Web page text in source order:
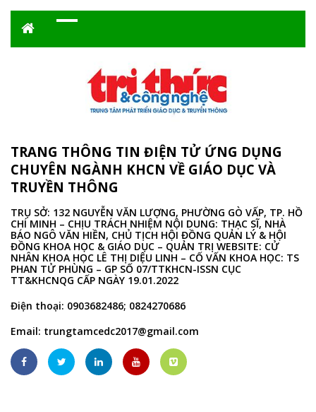
TRANG THÔNG TIN ĐIỆN TỬ ỨNG DỤNG
CHUYÊN NGÀNH KHCN VỀ GIÁO DỤC VÀ
TRUYỀN THÔNG
TRỤ SỞ: 132 NGUYỄN VĂN LƯỢNG, PHƯỜNG GÒ VẤP, TP. HỒ
CHÍ MINH – CHỊU TRÁCH NHIỆM NỘI DUNG: THẠC SĨ, NHÀ
BÁO NGÔ VĂN HIỀN, CHỦ TỊCH HỘI ĐỒNG QUẢN LÝ & HỘI
ĐỒNG KHOA HỌC & GIÁO DỤC – QUẢN TRỊ WEBSITE: CỬ
NHÂN KHOA HỌC LÊ THỊ DIỆU LINH – CỐ VẤN KHOA HỌC: TS
PHAN TỬ PHÙNG – GP SỐ 07/TTKHCN-ISSN CỤC
TT&KHCNQG CẤP NGÀY 19.01.2022
Điện thoại: 0903682486; 0824270686
Email: trungtamcedc2017@gmail.com